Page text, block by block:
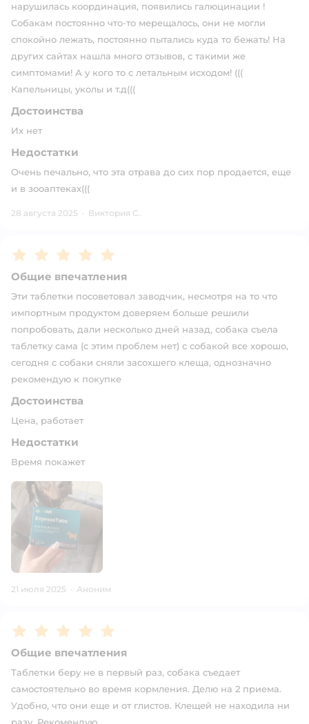
нарушилась координация, появились галюцинации !
Собакам постоянно что-то мерещалось, они не могли
спокойно лежать, постоянно пытались куда то бежать! На
других сайтах нашла много отзывов, с такими же
симптомами! А у кого то с летальным исходом! (((
Капельницы, уколы и т.д(((
Достоинства
Их нет
Недостатки
Очень печально, что эта отрава до сих пор продается, еще
и в зооаптеках(((
28 августа 2025 · Виктория С.
Рейтинг:5
Общие впечатления
Эти таблетки посоветовал заводчик, несмотря на то что
импортным продуктом доверяем больше решили
попробовать, дали несколько дней назад, собака съела
таблетку сама (с этим проблем нет) с собакой все хорошо,
сегодня с собаки сняли засохшего клеща, однозначно
рекомендую к покупке
Достоинства
Цена, работает
Недостатки
Время покажет
21 июля 2025 · Аноним
Рейтинг:5
Общие впечатления
Таблетки беру не в первый раз, собака съедает
самостоятельно во время кормления. Делю на 2 приема.
Удобно, что они еще и от глистов. Клещей не находила ни